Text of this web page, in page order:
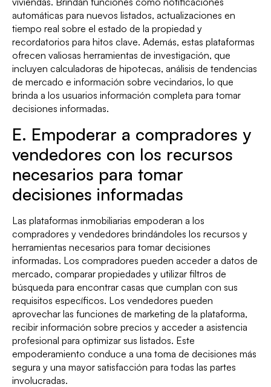
automáticas para nuevos listados, actualizaciones en
tiempo real sobre el estado de la propiedad y
recordatorios para hitos clave. Además, estas plataformas
ofrecen valiosas herramientas de investigación, que
incluyen calculadoras de hipotecas, análisis de tendencias
de mercado e información sobre vecindarios, lo que
brinda a los usuarios información completa para tomar
decisiones informadas.
E. Empoderar a compradores y
vendedores con los recursos
necesarios para tomar
decisiones informadas
Las plataformas inmobiliarias empoderan a los
compradores y vendedores brindándoles los recursos y
herramientas necesarios para tomar decisiones
informadas. Los compradores pueden acceder a datos de
mercado, comparar propiedades y utilizar filtros de
búsqueda para encontrar casas que cumplan con sus
requisitos específicos. Los vendedores pueden
aprovechar las funciones de marketing de la plataforma,
recibir información sobre precios y acceder a asistencia
profesional para optimizar sus listados. Este
empoderamiento conduce a una toma de decisiones más
segura y una mayor satisfacción para todas las partes
involucradas.